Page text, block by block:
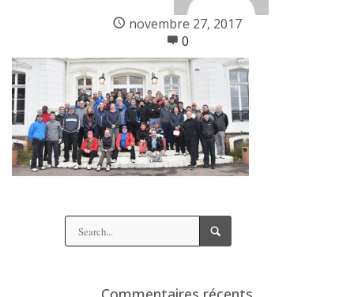
novembre 27, 2017
0